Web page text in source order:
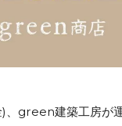
、green建築工房が